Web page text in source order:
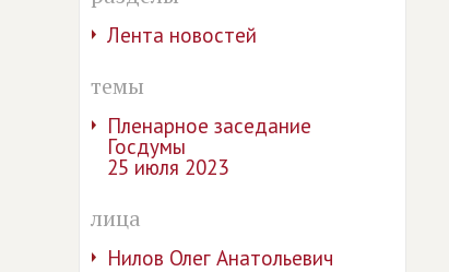
Лента новостей
темы
Пленарное заседание
Госдумы
25 июля 2023
лица
Нилов Олег Анатольевич